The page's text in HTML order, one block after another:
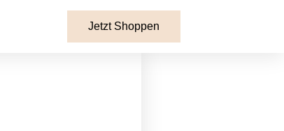
Jetzt Shoppen